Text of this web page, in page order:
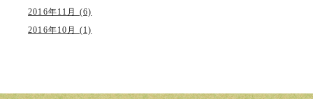
2016年11月 (6)
2016年10月 (1)